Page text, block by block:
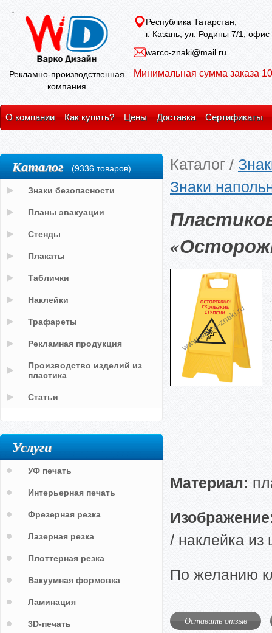
Рекламно-производственная
компания
Республика Татарстан,
г. Казань, ул. Родины 7/1, офис
warco-znaki@mail.ru
Минимальная сумма заказа
О компании Как купить? Цены Доставка Сертификаты
Каталог /
Знаки
Материал:
/ наклейка из
По желанию
Оставить отзыв
Каталог (9336 товаров)
Знаки безопасности
Планы эвакуации
Стенды
Плакаты
Таблички
Наклейки
Трафареты
Рекламная продукция
Производство изделий из
пластика
Статьи
Услуги
УФ печать
Интерьерная печать
Фрезерная резка
Лазерная резка
Плоттерная резка
Вакуумная формовка
Ламинация
3D-печать